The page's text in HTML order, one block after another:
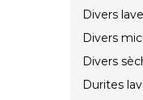
Divers
Divers
Divers
Durites